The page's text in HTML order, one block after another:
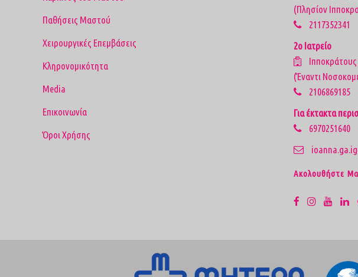
Παθήσεις Μαστού
Χειρουργικές Επεμβάσεις
Κληρονομικότητα
Media
Επικοινωνία
Όροι Χρήσης
(Πλησίον
2117352341
2ο Ιατρείο
(Έναντι
2106869185
Για έκτακτα
6970251640
Aκολουθήστε